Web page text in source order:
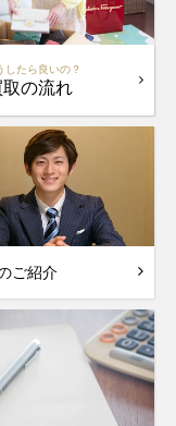
したら良いの？
の流れ
ご紹介